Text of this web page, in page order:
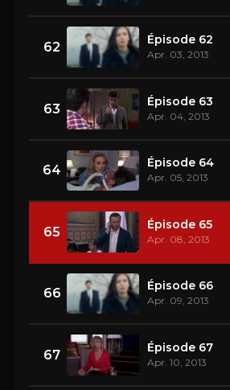
62 Épisode 62
Apr. 03, 2013
63 Épisode 63
Apr. 04, 2013
64 Épisode 64
Apr. 05, 2013
65 Épisode 65
Apr. 08, 2013
66 Épisode 66
Apr. 09, 2013
67 Épisode 67
Apr. 10, 2013